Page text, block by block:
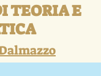
TEORIA E